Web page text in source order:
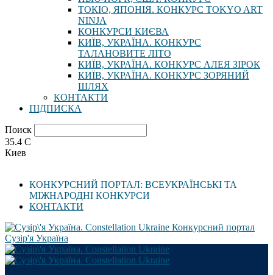
ТОКІО, ЯПОНІЯ. КОНКУРС TOKYO ART
NINJA
КОНКУРСИ КИЄВА
КИЇВ, УКРАЇНА. КОНКУРС
ТАЛАНОВИТЕ ЛІТО
КИЇВ, УКРАЇНА. КОНКУРС АЛЕЯ ЗІРОК
КИЇВ, УКРАЇНА. КОНКУРС ЗОРЯНИЙ
ШЛЯХ
КОНТАКТИ
ПІДПИСКА
Поиск
35.4 C
Киев
КОНКУРСНИЙ ПОРТАЛ: ВСЕУКРАЇНСЬКІ ТА
МІЖНАРОДНІ КОНКУРСИ
КОНТАКТИ
Конкурсний портал
Сузір'я Україна